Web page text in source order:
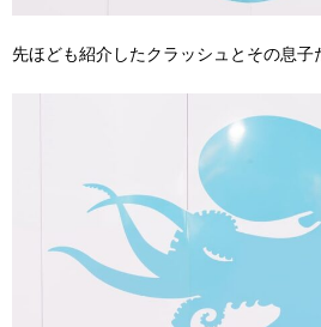
先ほども紹介したクラッシュとその息子